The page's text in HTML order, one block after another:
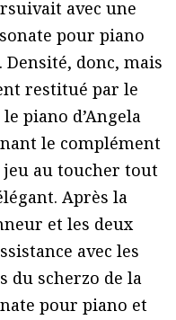
avec une
pour piano
Densité, donc, mais
restitué par le
piano d’Angela
le complément
au toucher tout
Après la
et les deux
avec les
du scherzo de la
pour piano et